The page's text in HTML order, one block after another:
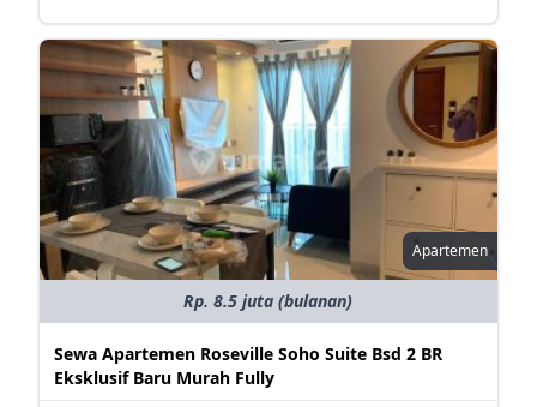
Apartemen
Rp. 8.5 juta (bulanan)
Sewa Apartemen Roseville Soho Suite Bsd 2 BR
Eksklusif Baru Murah Fully